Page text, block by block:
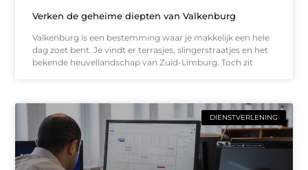
Verken de geheime diepten van Valkenburg
Valkenburg is een bestemming waar je makkelijk een hele
dag zoet bent. Je vindt er terrasjes, slingerstraatjes en het
bekende heuvellandschap van Zuid-Limburg. Toch zit
DIENSTVERLENING